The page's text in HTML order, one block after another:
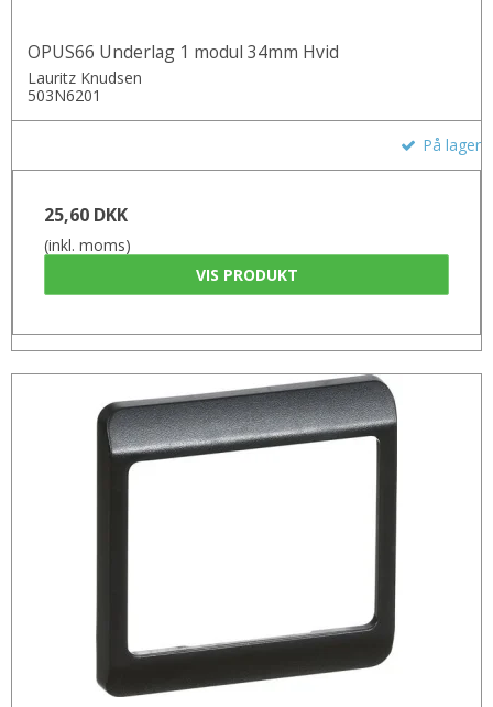
OPUS66 Underlag 1 modul 34mm Hvid
Lauritz Knudsen
503N6201
På lager
25,60 DKK
(inkl. moms)
VIS PRODUKT